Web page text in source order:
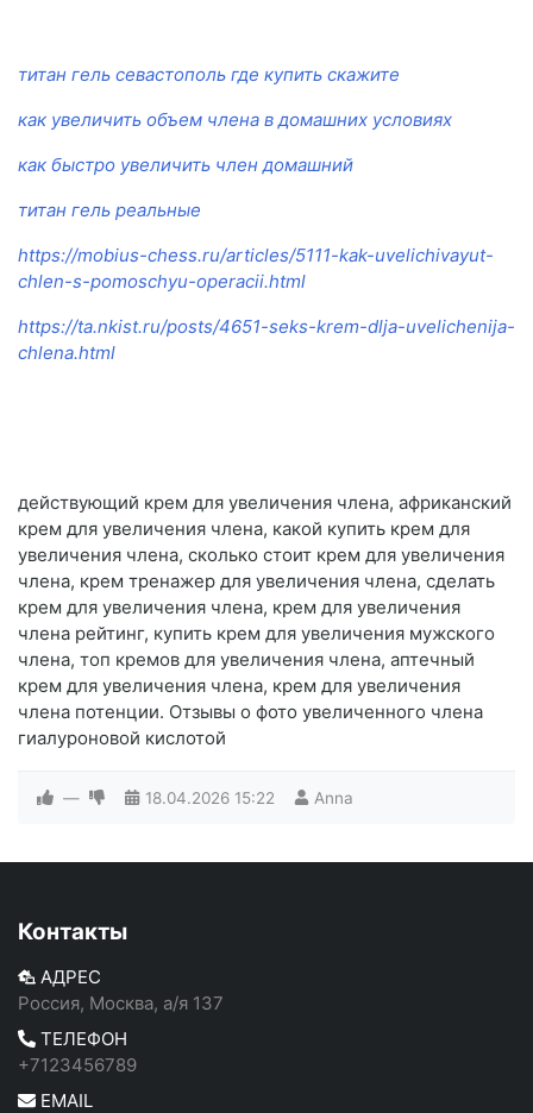
титан гель севастополь где купить скажите
как увеличить объем члена в домашних условиях
как быстро увеличить член домашний
титан гель реальные
https://mobius-chess.ru/articles/5111-kak-uvelichivayut-
chlen-s-pomoschyu-operacii.html
https://ta.nkist.ru/posts/4651-seks-krem-dlja-uvelichenija-
chlena.html
действующий крем для увеличения члена, африканский
крем для увеличения члена, какой купить крем для
увеличения члена, сколько стоит крем для увеличения
члена, крем тренажер для увеличения члена, сделать
крем для увеличения члена, крем для увеличения
члена рейтинг, купить крем для увеличения мужского
члена, топ кремов для увеличения члена, аптечный
крем для увеличения члена, крем для увеличения
члена потенции. Отзывы о фото увеличенного члена
гиалуроновой кислотой
— 18.04.2026 15:22 Anna
Контакты
АДРЕС
Россия, Москва, а/я 137
ТЕЛЕФОН
+7123456789
EMAIL